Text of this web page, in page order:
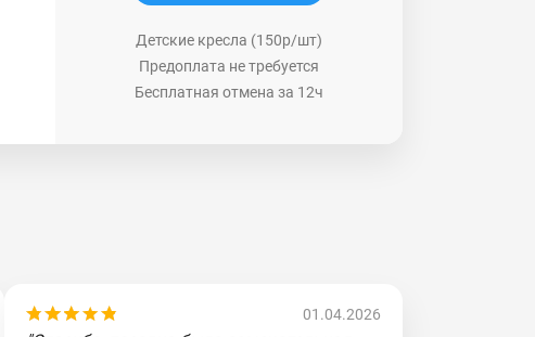
Детские кресла (150р/шт)
Предоплата не требуется
Бесплатная отмена за 12ч
01.04.2026